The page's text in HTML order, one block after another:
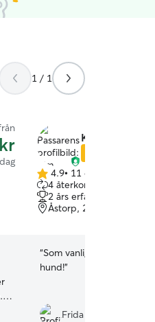
1 / 1
I
Kim
4.9
av
5
stjärnor
4.9• 11 omdömen
4 återkommande
2 års erfarenhet
Åstorp, 26538
“Som vanligt helt perfekt
hund!”
Frida B.